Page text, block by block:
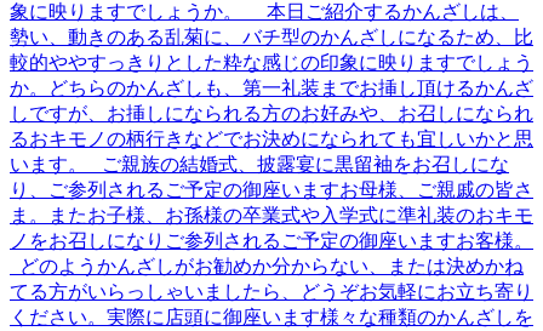
象に映りますでしょうか。 本日ご紹介するかんざしは、
勢い、動きのある乱菊に、バチ型のかんざしになるため、比
較的ややすっきりとした粋な感じの印象に映りますでしょう
か。どちらのかんざしも、第一礼装までお挿し頂けるかんざ
しですが、お挿しになられる方のお好みや、お召しになられ
るおキモノの柄行きなどでお決めになられても宜しいかと思
います。 ご親族の結婚式、披露宴に黒留袖をお召しにな
り、ご参列されるご予定の御座いますお母様、ご親戚の皆さ
ま。またお子様、お孫様の卒業式や入学式に準礼装のおキモ
ノをお召しになりご参列されるご予定の御座いますお客様。
どのようかんざしがお勧めか分からない、または決めかね
てる方がいらっしゃいましたら、どうぞお気軽にお立ち寄り
ください。実際に店頭に御座います様々な種類のかんざしを